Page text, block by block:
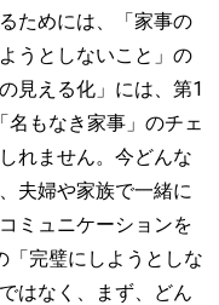
ためには、「家事の
うとしないこと」の
見える化」には、第1
もなき家事」のチェ
れません。今どんな
夫婦や家族で一緒に
ミュニケーションを
「完璧にしようとしな
はなく、まず、どん